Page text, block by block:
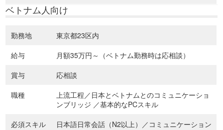
ベトナム人向け
勤務地
東京都23区内
給与
月額35万円～（ベトナム勤務時は応相談）
賞与
応相談
職種
上流工程／日本とベトナムとのコミュニケーショ
ンブリッジ ／基本的なPCスキル
必須スキル
日本語日常会話（N2以上）／コミュニケーション